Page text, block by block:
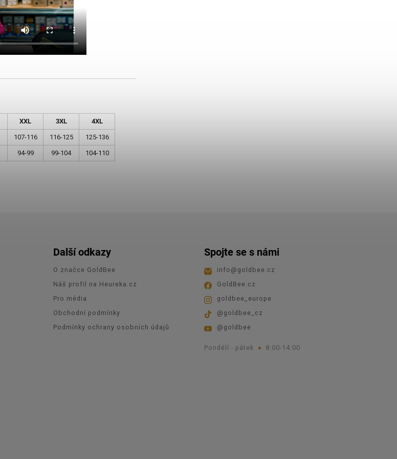
XXL 3XL 4XL
107-116 116-125 125-136
94-99 99-104 104-110
Další odkazy
O značce GoldBee
Náš profil na Heureka.cz
Pro média
Obchodní podmínky
Podmínky ochrany osobních údajů
Spojte se s námi
info @ goldbee.cz
GoldBee.cz
goldbee_europe
@goldbee_cz
@goldbee
Pondělí - pátek 8:00-14:00